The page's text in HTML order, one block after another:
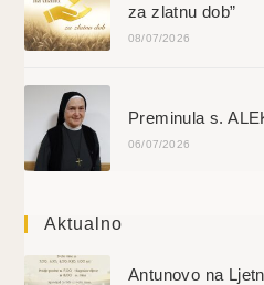
za zlatnu dob”
08/07/2026
Preminula s.
06/07/2026
Aktualno
Antunovo na